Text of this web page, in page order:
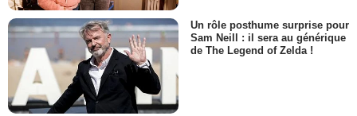
Un rôle posthume surprise pour
Sam Neill : il sera au générique
de The Legend of Zelda !